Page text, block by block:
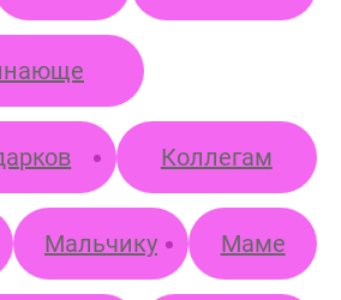
Коллегам
Мальчику Маме